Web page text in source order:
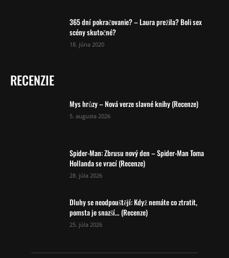
365 dní pokračovanie? – Laura prežila? Boli sex
scény skutočné?
18. júna 2020
RECENZIE
Mys hrůzy – Nová verze slavné knihy (Recenze)
5. augusta 2026
Spider-Man: Zbrusu nový den – Spider-Man Toma
Hollanda se vrací (Recenze)
28. júla 2026
Dluhy se neodpouštějí: Když nemáte co ztratit,
pomsta je snazší… (Recenze)
25. júla 2026